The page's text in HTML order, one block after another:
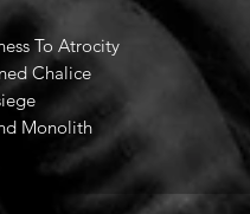
To Atrocity
Chalice
Monolith